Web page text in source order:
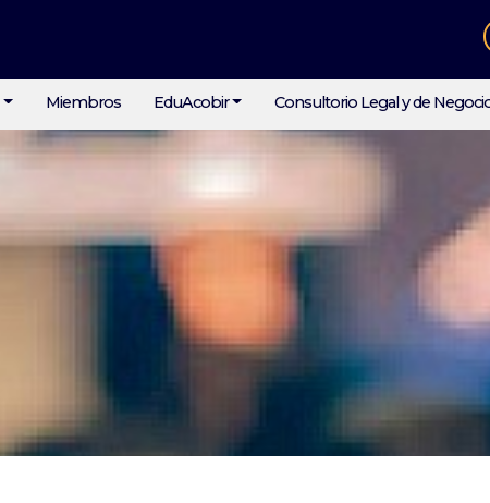
Miembros EduAcobir Consultorio Legal y de